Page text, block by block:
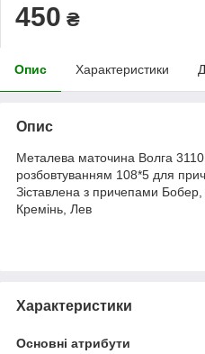
450 ₴
Опис Характеристики
Опис
Металева маточина Волга 3110
розбовтуванням 108*5 для
Зіставлена з причепами
Кремінь, Лев
Характеристики
Основні атрибути